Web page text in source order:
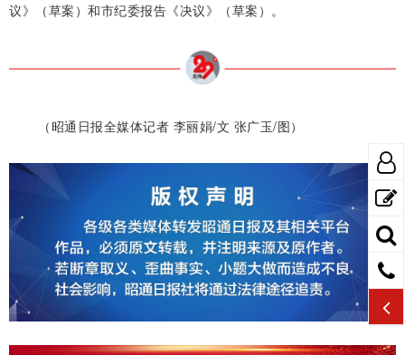
议》（草案）和市纪委报告《决议》（草案）。
（昭通日报全媒体记者 李丽娟/文 张广玉/图）